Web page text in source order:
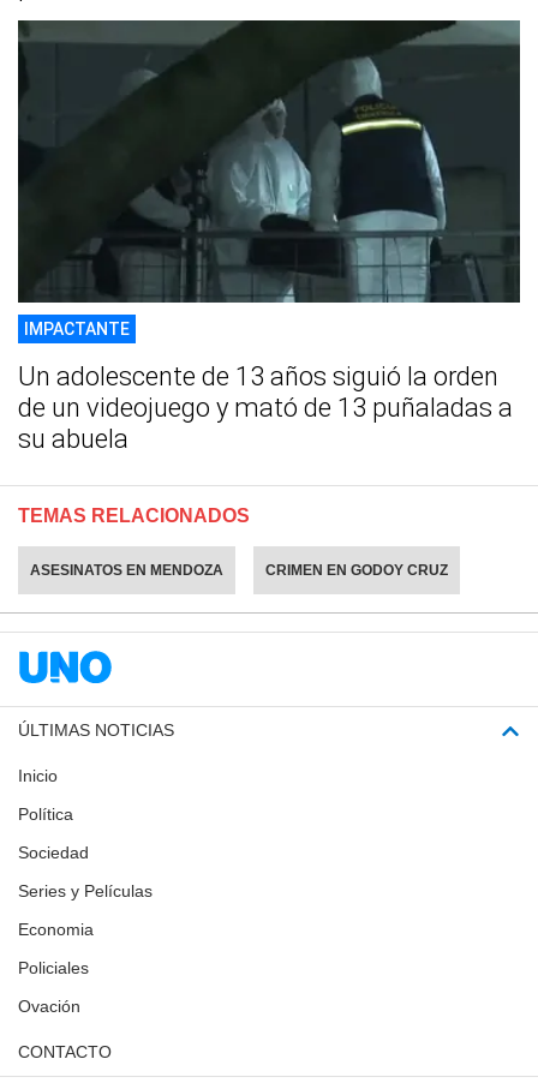
IMPACTANTE
Un adolescente de 13 años siguió la orden
de un videojuego y mató de 13 puñaladas a
su abuela
TEMAS RELACIONADOS
ASESINATOS EN MENDOZA CRIMEN EN GODOY CRUZ
ÚLTIMAS NOTICIAS
Inicio
Política
Sociedad
Series y Películas
Economia
Policiales
Ovación
CONTACTO